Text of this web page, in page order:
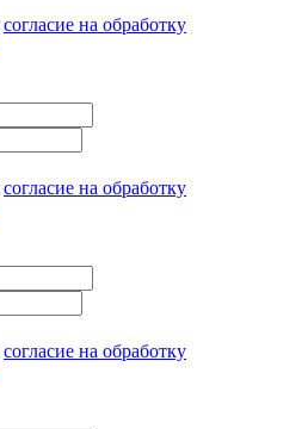
согласие на обработку
согласие на обработку
согласие на обработку